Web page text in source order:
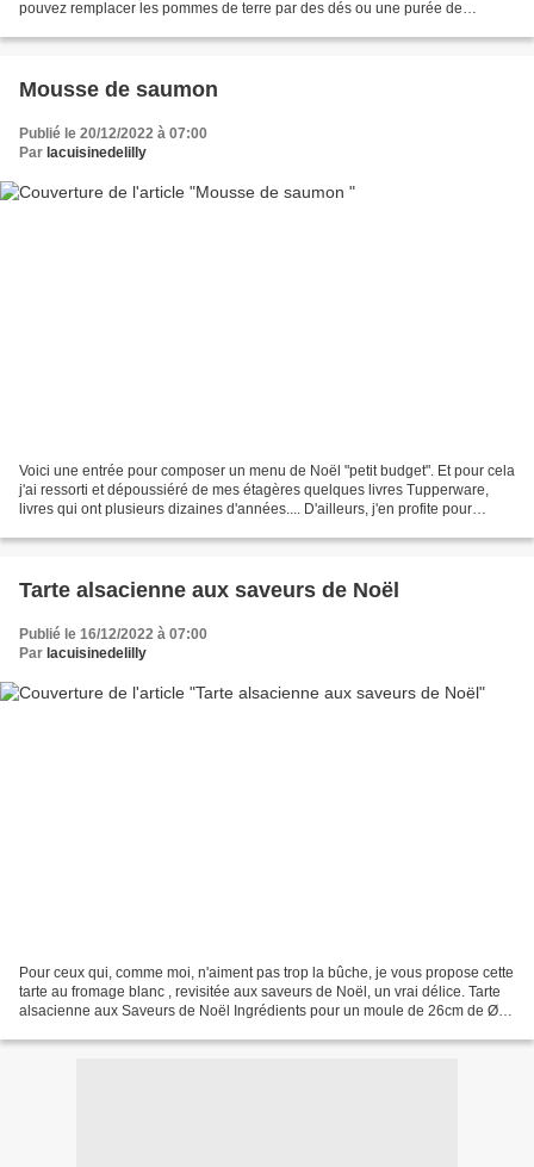
pouvez remplacer les pommes de terre par des dés ou une purée de
Mousse de saumon
Publié le 20/12/2022 à 07:00
Par lacuisinedelilly
Voici une entrée pour composer un menu de Noël "petit budget". Et pour cela
j'ai ressorti et dépoussiéré de mes étagères quelques livres Tupperware,
livres qui ont plusieurs dizaines d'années.... D'ailleurs, j'en profite pour
Tarte alsacienne aux saveurs de Noël
Publié le 16/12/2022 à 07:00
Par lacuisinedelilly
Pour ceux qui, comme moi, n'aiment pas trop la bûche, je vous propose cette
tarte au fromage blanc , revisitée aux saveurs de Noël, un vrai délice. Tarte
alsacienne aux Saveurs de Noël Ingrédients pour un moule de 26cm de Ø